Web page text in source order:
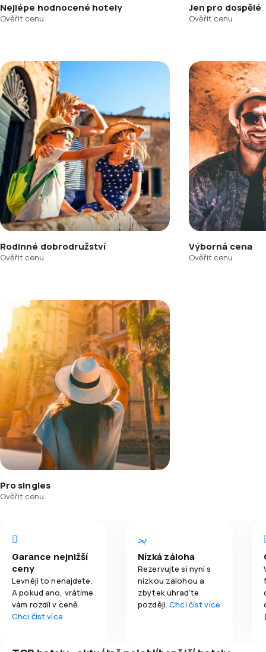
Nejlépe hodnocené hotely
Ověřit cenu
Jen pro dospělé
Ověřit cenu
Rodinné dobrodružství
Ověřit cenu
Výborná cena
Ověřit cenu
Pro singles
Ověřit cenu
Garance nejnižší
ceny
Levněji to nenajdete.
A pokud ano, vrátíme
vám rozdíl v ceně.
Chci číst více
Nízká záloha
Rezervujte si nyní s
nízkou zálohou a
zbytek uhraďte
později.Chci číst více